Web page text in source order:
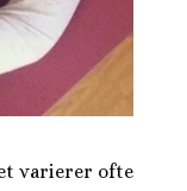
varierer ofte